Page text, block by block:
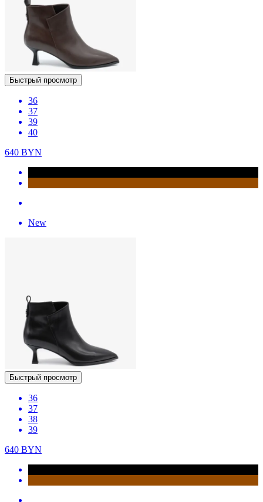
Быстрый просмотр
36
37
39
40
640 BYN
New
Быстрый просмотр
36
37
38
39
640 BYN